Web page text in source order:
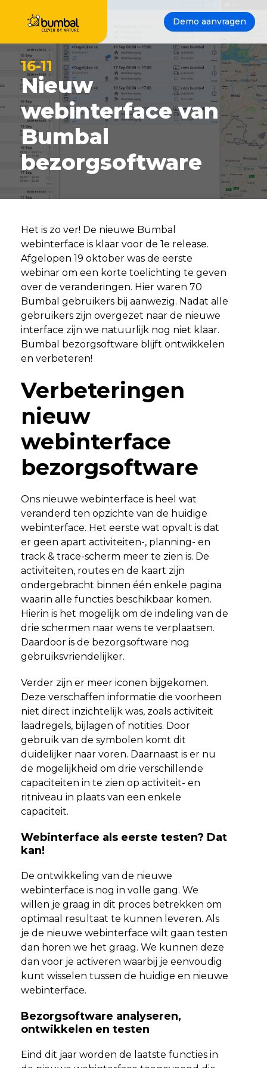
Demo aanvragen
16-11
Nieuw
webinterface van
Bumbal
bezorgsoftware
Het is zo ver! De nieuwe Bumbal
webinterface is klaar voor de 1e release.
Afgelopen 19 oktober was de eerste
webinar om een korte toelichting te geven
over de veranderingen. Hier waren 70
Bumbal gebruikers bij aanwezig. Nadat alle
gebruikers zijn overgezet naar de nieuwe
interface zijn we natuurlijk nog niet klaar.
Bumbal bezorgsoftware blijft ontwikkelen
en verbeteren!
Verbeteringen
nieuw
webinterface
bezorgsoftware
Ons nieuwe webinterface is heel wat
veranderd ten opzichte van de huidige
webinterface. Het eerste wat opvalt is dat
er geen apart activiteiten-, planning- en
track & trace-scherm meer te zien is. De
activiteiten, routes en de kaart zijn
ondergebracht binnen één enkele pagina
waarin alle functies beschikbaar komen.
Hierin is het mogelijk om de indeling van de
drie schermen naar wens te verplaatsen.
Daardoor is de bezorgsoftware nog
gebruiksvriendelijker.
Verder zijn er meer iconen bijgekomen.
Deze verschaffen informatie die voorheen
niet direct inzichtelijk was, zoals activiteit
laadregels, bijlagen of notities. Door
gebruik van de symbolen komt dit
duidelijker naar voren. Daarnaast is er nu
de mogelijkheid om drie verschillende
capaciteiten in te zien op activiteit- en
ritniveau in plaats van een enkele
capaciteit.
Webinterface als eerste testen? Dat
kan!
De ontwikkeling van de nieuwe
webinterface is nog in volle gang. We
willen je graag in dit proces betrekken om
optimaal resultaat te kunnen leveren. Als
je de nieuwe webinterface wilt gaan testen
dan horen we het graag. We kunnen deze
dan voor je activeren waarbij je eenvoudig
kunt wisselen tussen de huidige en nieuwe
webinterface.
Bezorgsoftware analyseren,
ontwikkelen en testen
Eind dit jaar worden de laatste functies in